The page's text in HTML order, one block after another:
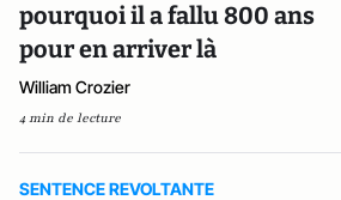
pourquoi il a fallu 800 ans
pour en arriver là
William Crozier
4 min de lecture
SENTENCE REVOLTANTE